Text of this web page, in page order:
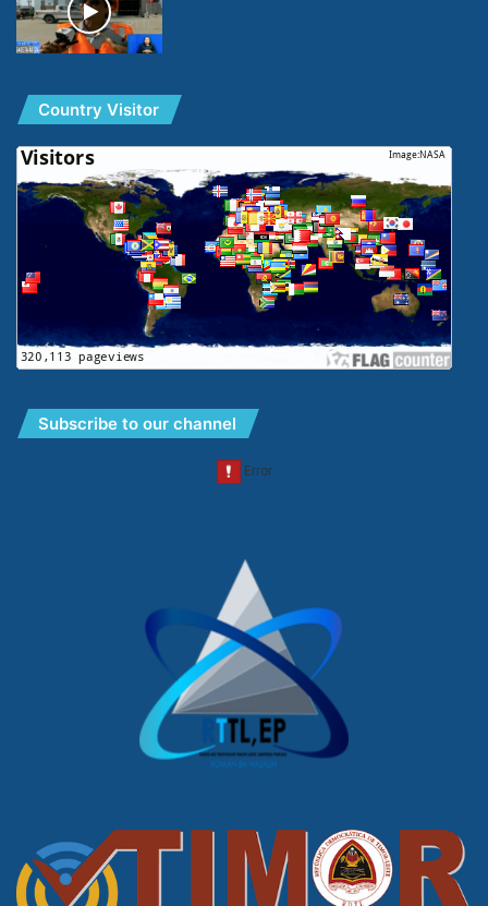
Country Visitor
Subscribe to our channel